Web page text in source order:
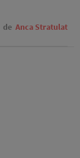
de Anca Stratulat